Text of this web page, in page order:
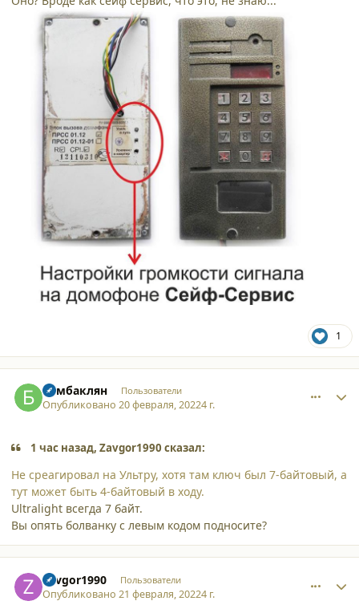
1
Бамбаклян Пользователи
Опубликовано20 февраля, 20224 г.
1 час назад, Zavgor1990 сказал:
Не среагировал на Ультру, хотя там ключ был 7-байтовый, а
тут может быть 4-байтовый в ходу.
Ultralight всегда 7 байт.
Вы опять болванку с левым кодом подносите?
Zavgor1990 Пользователи
Опубликовано21 февраля, 20224 г.